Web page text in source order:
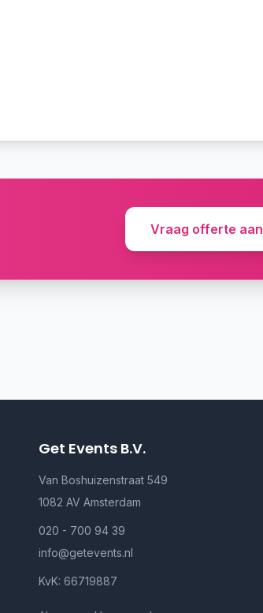
Vraag offerte aan
Get Events B.V.
Van Boshuizenstraat 549
1082 AV Amsterdam
020 - 700 94 39
info@getevents.nl
KvK: 66719887